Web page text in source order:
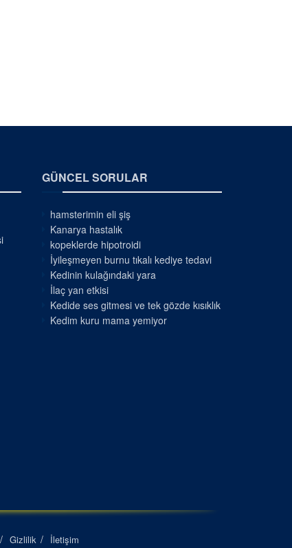
GÜNCEL SORULAR
hamsterimin eli şiş
Kanarya hastalık
kopeklerde hipotroidi
İyileşmeyen burnu tıkalı kediye tedavi
Kedinin kulağındaki yara
İlaç yan etkisi
Kedide ses gitmesi ve tek gözde kısıklık
Kedim kuru mama yemiyor
Gizlilik İletişim